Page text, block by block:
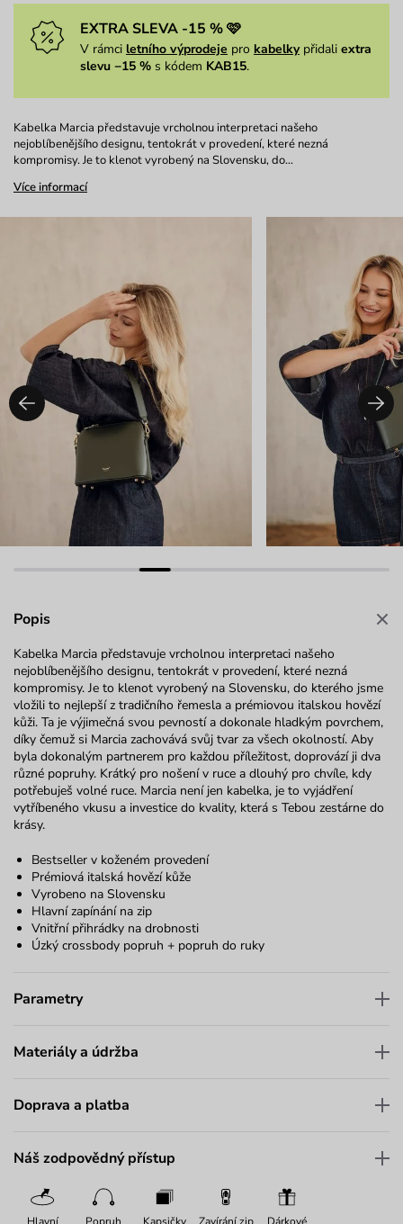
EXTRA SLEVA -15 % 🩷
V rámci letního výprodeje pro kabelkypřidali extra
slevu −15 % s kódem KAB15.
Kabelka Marcia představuje vrcholnou interpretaci našeho
nejoblíbenějšího designu, tentokrát v provedení, které nezná
kompromisy. Je to klenot vyrobený na Slovensku, do…
Více informací
Popis
Kabelka Marcia představuje vrcholnou interpretaci našeho
nejoblíbenějšího designu, tentokrát v provedení, které nezná
kompromisy. Je to klenot vyrobený na Slovensku, do kterého jsme
vložili to nejlepší z tradičního řemesla a prémiovou italskou hovězí
kůži. Ta je výjimečná svou pevností a dokonale hladkým povrchem,
díky čemuž si Marcia zachovává svůj tvar za všech okolností. Aby
byla dokonalým partnerem pro každou příležitost, doprovází ji dva
různé popruhy. Krátký pro nošení v ruce a dlouhý pro chvíle, kdy
potřebuješ volné ruce. Marcia není jen kabelka, je to vyjádření
vytříbeného vkusu a investice do kvality, která s Tebou zestárne do
krásy.
Bestseller v koženém provedení
Prémiová italská hovězí kůže
Vyrobeno na Slovensku
Hlavní zapínání na zip
Vnitřní přihrádky na drobnosti
Úzký crossbody popruh + popruh do ruky
Parametry
Materiály a údržba
Doprava a platba
Náš zodpovědný přístup
Hlavní Popruh Kapsičky Zavírání zip Dárkové